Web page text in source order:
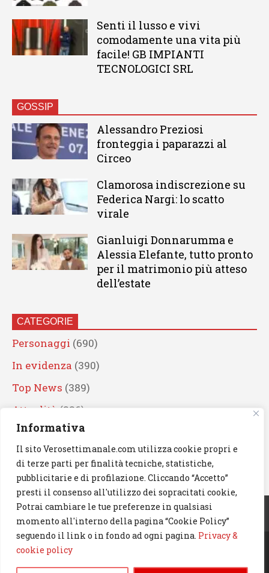
Informativa
Il sito Verosettimanale.com utilizza cookie propri e
di terze parti per finalità tecniche, statistiche,
pubblicitarie e di profilazione. Cliccando “Accetto”
presti il consenso all'utilizzo dei sopracitati cookie,
Potrai cambiare le tue preferenze in qualsiasi
momento all'interno della pagina “Cookie Policy”
seguendo il link o in fondo ad ogni pagina. Privacy &
cookie policy
Senti il lusso e vivi
comodamente una vita più
facile! GB IMPIANTI
TECNOLOGICI SRL
GOSSIP
Alessandro Preziosi
fronteggia i paparazzi al
Circeo
Clamorosa indiscrezione su
Federica Nargi: lo scatto
virale
Gianluigi Donnarumma e
Alessia Elefante, tutto pronto
per il matrimonio più atteso
dell’estate
CATEGORIE
Personaggi (690)
In evidenza (390)
Top News (389)
Attualità (336)
Eventi(330)
Artisti (241)
News(239)
Cerca
© 2023 Verosettimanale.com. All rights reserved.